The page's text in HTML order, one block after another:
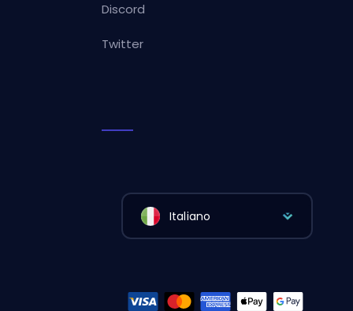
Discord
Twitter
Italiano